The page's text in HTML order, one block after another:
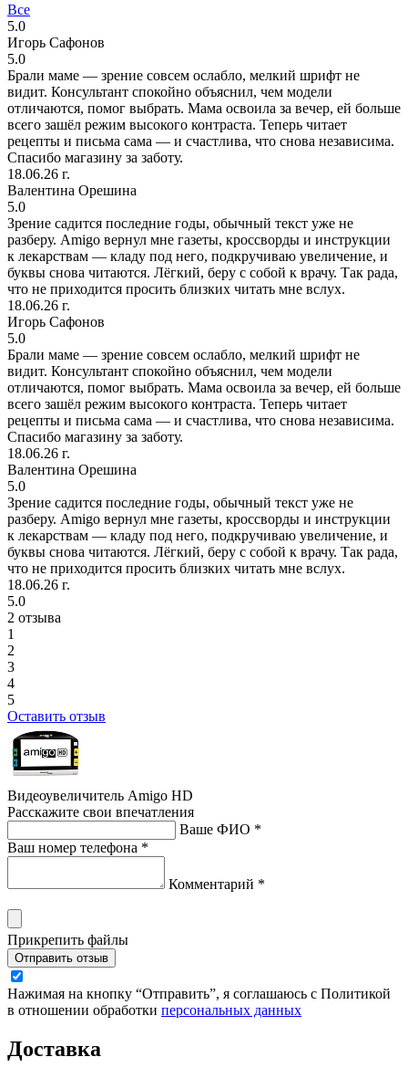
Все
5.0
Игорь Сафонов
5.0
Брали маме — зрение совсем ослабло, мелкий шрифт не
видит. Консультант спокойно объяснил, чем модели
отличаются, помог выбрать. Мама освоила за вечер, ей больше
всего зашёл режим высокого контраста. Теперь читает
рецепты и письма сама — и счастлива, что снова независима.
Спасибо магазину за заботу.
18.06.26 г.
Валентина Орешина
5.0
Зрение садится последние годы, обычный текст уже не
разберу. Amigo вернул мне газеты, кроссворды и инструкции
к лекарствам — кладу под него, подкручиваю увеличение, и
буквы снова читаются. Лёгкий, беру с собой к врачу. Так рада,
что не приходится просить близких читать мне вслух.
18.06.26 г.
Игорь Сафонов
5.0
Брали маме — зрение совсем ослабло, мелкий шрифт не
видит. Консультант спокойно объяснил, чем модели
отличаются, помог выбрать. Мама освоила за вечер, ей больше
всего зашёл режим высокого контраста. Теперь читает
рецепты и письма сама — и счастлива, что снова независима.
Спасибо магазину за заботу.
18.06.26 г.
Валентина Орешина
5.0
Зрение садится последние годы, обычный текст уже не
разберу. Amigo вернул мне газеты, кроссворды и инструкции
к лекарствам — кладу под него, подкручиваю увеличение, и
буквы снова читаются. Лёгкий, беру с собой к врачу. Так рада,
что не приходится просить близких читать мне вслух.
18.06.26 г.
5.0
2 отзыва
1
2
3
4
5
Оставить отзыв
Видеоувеличитель Amigo HD
Расскажите свои впечатления
Ваше ФИО *
Ваш номер телефона *
Комментарий *
Прикрепить файлы
Отправить отзыв
Нажимая на кнопку “Отправить”, я соглашаюсь с Политикой
в отношении обработки персональных данных
Доставка